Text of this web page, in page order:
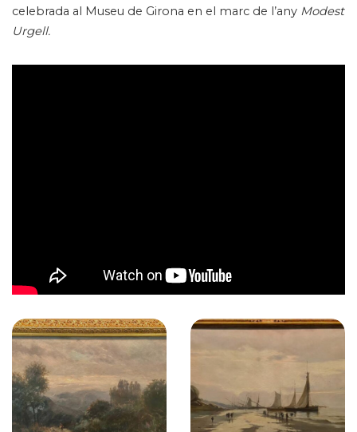
celebrada al Museu de Girona en el marc de l’any Modest
Urgell.